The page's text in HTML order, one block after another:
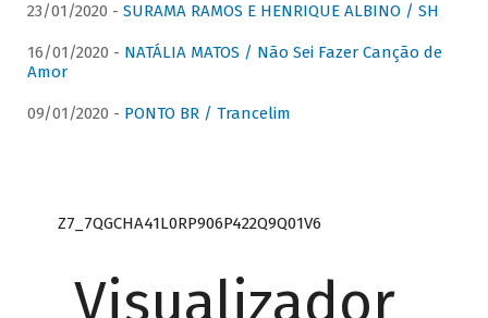
23/01/2020 - SURAMA RAMOS E HENRIQUE ALBINO / SH
16/01/2020 - NATÁLIA MATOS / Não Sei Fazer Canção de
Amor
09/01/2020 - PONTO BR / Trancelim
Z7_7QGCHA41L0RP906P422Q9Q01V6
Visualizador